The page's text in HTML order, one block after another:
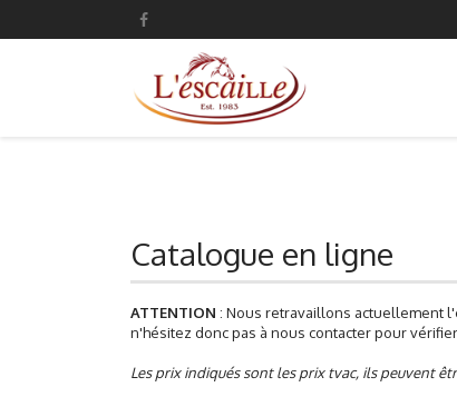
Catalogue en ligne
ATTENTION : Nous retravaillons actuellement
n'hésitez donc pas à nous contacter pour
Les prix indiqués sont les prix tvac, ils peuvent